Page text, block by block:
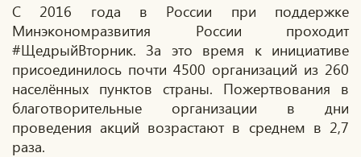
С 2016 года в России при поддержке
Минэкономразвития России проходит
#ЩедрыйВторник. За это время к инициативе
присоединилось почти 4500 организаций из 260
населённых пунктов страны. Пожертвования в
благотворительные организации в дни
проведения акций возрастают в среднем в 2,7
раза.